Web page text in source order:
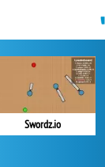
Swordz.io